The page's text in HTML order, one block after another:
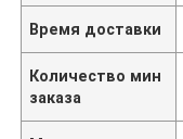
Время доставки
Количество мин
заказа